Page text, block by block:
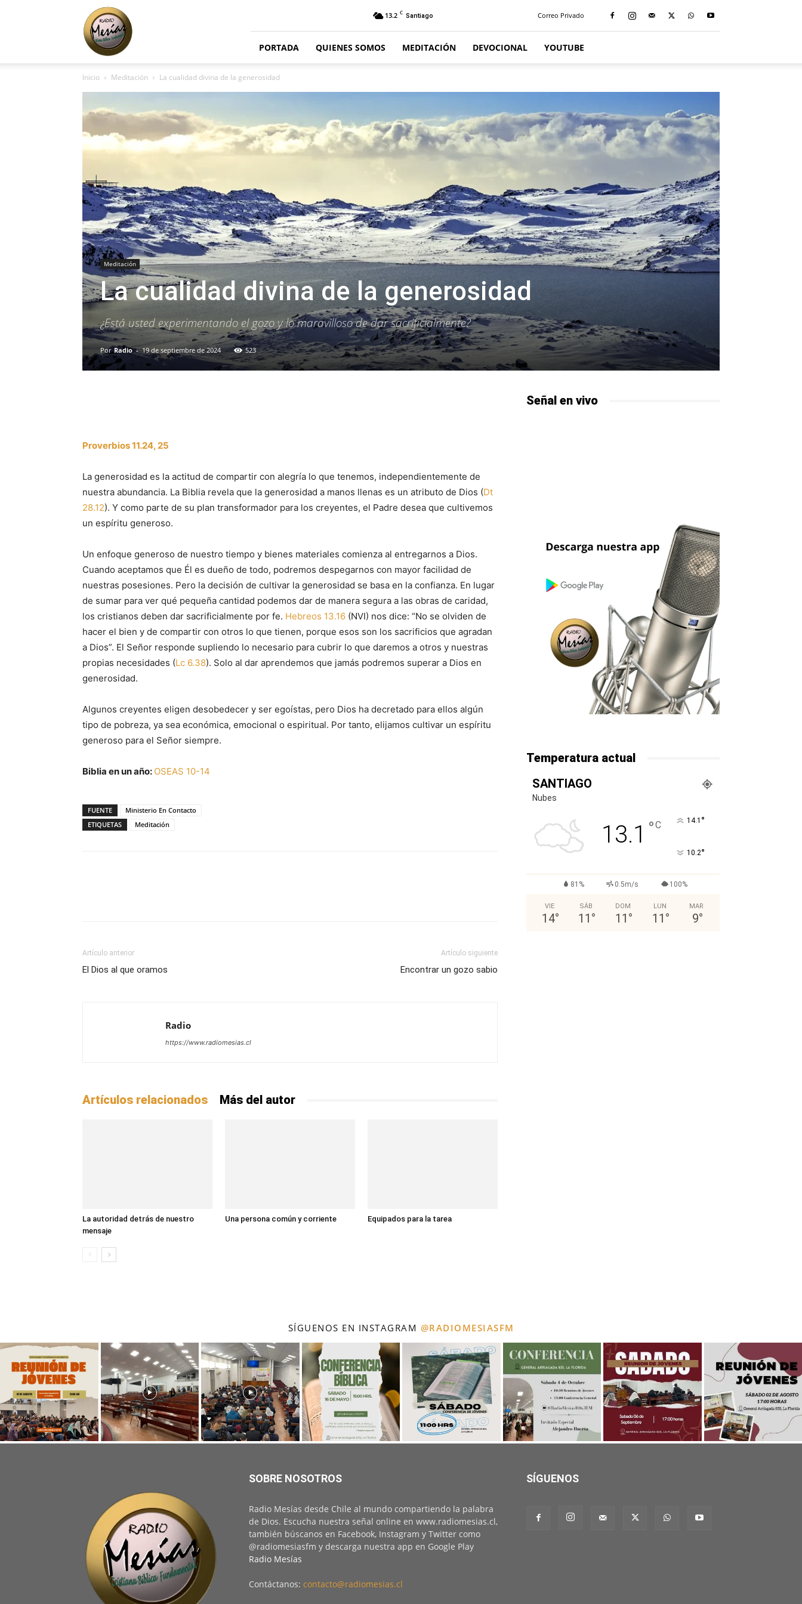
Radio
Mesías
13.2 C Santiago Correo Privado
PORTADA QUIENES SOMOS MEDITACIÓN DEVOCIONAL YOUTUBE
Inicio Meditación La cualidad divina de la generosidad
Meditación
La cualidad divina de la generosidad
¿Está usted experimentando el gozo y lo maravilloso de dar sacrificialmente?
Por Radio - 19 de septiembre de 2024 523
Proverbios 11.24, 25
La generosidad es la actitud de compartir con alegría lo que tenemos, independientemente de
nuestra abundancia. La Biblia revela que la generosidad a manos llenas es un atributo de Dios (Dt
28.12). Y como parte de su plan transformador para los creyentes, el Padre desea que cultivemos
un espíritu generoso.
Un enfoque generoso de nuestro tiempo y bienes materiales comienza al entregarnos a Dios.
Cuando aceptamos que Él es dueño de todo, podremos despegarnos con mayor facilidad de
nuestras posesiones. Pero la decisión de cultivar la generosidad se basa en la confianza. En lugar
de sumar para ver qué pequeña cantidad podemos dar de manera segura a las obras de caridad,
los cristianos deben dar sacrificialmente por fe. Hebreos 13.16 (NVI) nos dice: “No se olviden de
hacer el bien y de compartir con otros lo que tienen, porque esos son los sacrificios que agradan
a Dios”. El Señor responde supliendo lo necesario para cubrir lo que daremos a otros y nuestras
propias necesidades (Lc 6.38). Solo al dar aprendemos que jamás podremos superar a Dios en
generosidad.
Algunos creyentes eligen desobedecer y ser egoístas, pero Dios ha decretado para ellos algún
tipo de pobreza, ya sea económica, emocional o espiritual. Por tanto, elijamos cultivar un espíritu
generoso para el Señor siempre.
Biblia en un año: OSEAS 10-14
FUENTE
Ministerio En Contacto
ETIQUETAS
Meditación
Artículo anterior
El Dios al que oramos
Artículo siguiente
Encontrar un gozo sabio
Radio
https://www.radiomesias.cl
Artículos relacionados Más del autor
La autoridad detrás de nuestro
mensaje
Una persona común y corriente Equipados para la tarea
Señal en vivo
Temperatura actual
SANTIAGO
Nubes
13.1 °C 14.1 °
10.2°
81% 0.5m/s 100%
VIE
14°
SÁB
11 °
DOM
11 °
LUN
11 °
MAR
9°
SÍGUENOS EN INSTAGRAM @RADIOMESIASFM
SOBRE NOSOTROS
Radio Mesías desde Chile al mundo compartiendo la palabra
de Dios. Escucha nuestra señal online en www.radiomesias.cl,
también búscanos en Facebook, Instagram y Twitter como
@radiomesiasfm y descarga nuestra app en Google Play
Radio Mesías
Contáctanos: contacto@radiomesias.cl
SÍGUENOS